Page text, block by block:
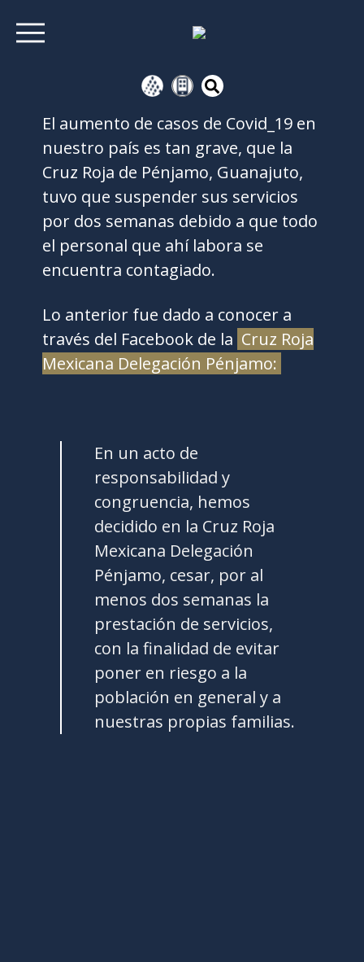
El aumento de casos de Covid_19 en
nuestro país es tan grave, que la
Cruz Roja de Pénjamo, Guanajuto,
tuvo que suspender sus servicios
por dos semanas debido a que todo
el personal que ahí labora se
encuentra contagiado.
Lo anterior fue dado a conocer a
través del Facebook de la Cruz Roja
Mexicana Delegación Pénjamo:
En un acto de
responsabilidad y
congruencia, hemos
decidido en la Cruz Roja
Mexicana Delegación
Pénjamo, cesar, por al
menos dos semanas la
prestación de servicios,
con la finalidad de evitar
poner en riesgo a la
población en general y a
nuestras propias familias.